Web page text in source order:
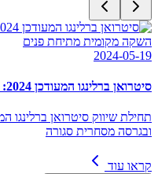
השקה מקומית מתיחת פנים
2024-05-19
סיטרואן ברלינגו המעודכן 2024: מחיר החל מ-174,990 שקל
ובגרסה מסחרית סגורה
קראו עוד